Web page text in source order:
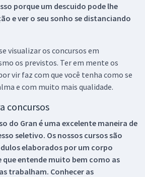
porque um descuido pode lhe
e ver o seu sonho se distanciando
visualizar os concursos em
os previstos. Ter em mente os
vir faz com que você tenha como se
e com muito mais qualidade.
concursos
do Gran é uma excelente maneira de
seletivo. Os nossos cursos são
elaborados por um corpo
que entende muito bem como as
trabalham. Conhecer as